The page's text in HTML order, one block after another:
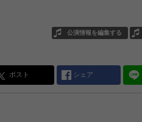
公演情報を編集する
ポスト シェア